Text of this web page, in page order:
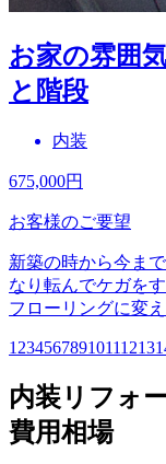
お家の雰囲
と階段
内装
675,000円
お客様のご要望
新築の時から今ま
なり転んでケガを
フローリングに変
1 2345678910111213
内装リフォ
費用相場